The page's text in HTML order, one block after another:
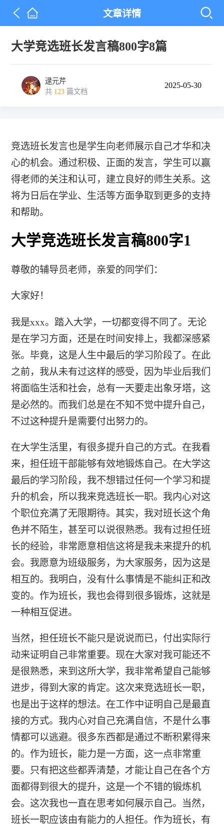
文章详情
大学竞选班长发言稿800字8篇
逯元芹
共 123 篇文档
2025-05-30
竞选班长发言也是学生向老师展示自己才华和决
心的机会。通过积极、正面的发言，学生可以赢
得老师的关注和认可，建立良好的师生关系。这
将为日后在学业、生活等方面争取到更多的支持
和帮助。
大学竞选班长发言稿800字1
尊敬的辅导员老师，亲爱的同学们：
大家好！
我是xxx。踏入大学，一切都变得不同了。无论
是在学习方面，还是在时间安排上，我都深感紧
张。毕竟，这是人生中最后的学习阶段了。在此
之前，我从未有过这样的感受，因为毕业后我们
将面临生活和社会，总有一天要走出象牙塔，这
是必然的。而我们总是在不知不觉中提升自己，
不过这种提升是需要付出努力的。
在大学生活里，有很多提升自己的方式。在我看
来，担任班干部能够有效地锻炼自己。在大学这
最后的学习阶段，我不想错过任何一个学习和提
升的机会，所以我来竞选班长一职。我内心对这
个职位充满了无限期待。其实，我对班长这个角
色并不陌生，甚至可以说很熟悉。我有过担任班
长的经验，非常愿意相信这将是我未来提升的机
会。我愿意为班级服务，为大家服务，因为这是
相互的。我明白，没有什么事情是不能纠正和改
变的。作为班长，我也会得到很多锻炼，这就是
一种相互促进。
当然，担任班长不能只是说说而已，付出实际行
动来证明自己非常重要。现在大家对我可能还不
是很熟悉，来到这所大学，我非常希望自己能够
进步，得到大家的肯定。这次来竞选班长一职，
也是出于这样的想法。在工作中证明自己是最直
接的方式。我内心对自己充满自信，不是什么事
情都可以逃避。很多东西都是通过不断积累得来
的。作为班长，能力是一方面，这一点非常重
要。只有把这些都弄清楚，才能让自己在各个方
面都得到很大的提升，这是一个不错的锻炼机
会。这次我也一直在思考如何展示自己。当然，
班长一职应该由有能力的人担任。作为班长，有